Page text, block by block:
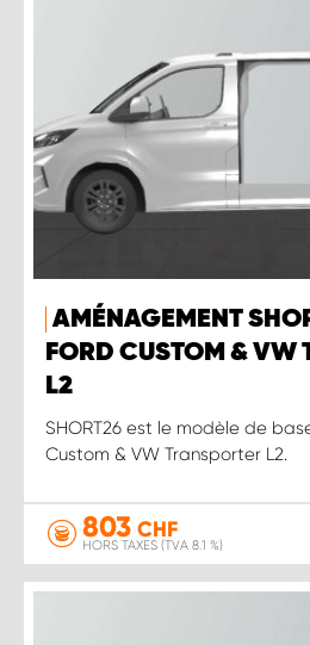
AMÉNAGEMENT
FORD CUSTOM & VW
L2
SHORT26 est le modèle de
Custom & VW Transporter L2.
803 CHF
HORS TAXES (TVA 8.1 %)